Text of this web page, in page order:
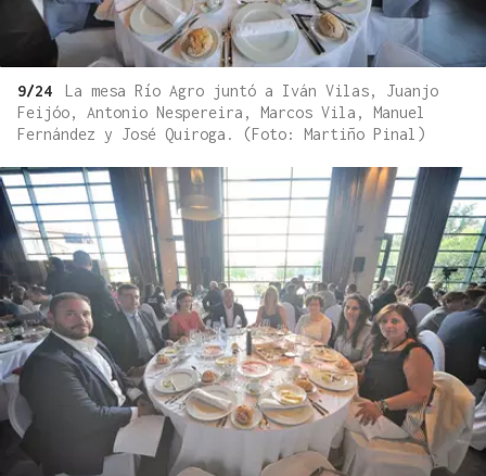
9/24
La mesa Río Agro juntó a Iván Vilas, Juanjo
Feijóo, Antonio Nespereira, Marcos Vila, Manuel
Fernández y José Quiroga. (Foto: Martiño Pinal)